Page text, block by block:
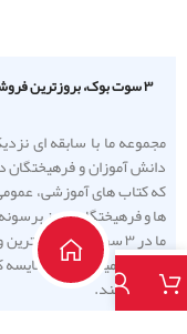
۳ سوت بوک، بروزترین فروشگاه اینترنتی محصولات کمک آموزشی
دانش آموزان و
که کتاب های آموزشی،
ها و فرهیختگان عزیز
ما در ۳ سوت بوک از
استفاده میکنیم تا با
معرفی کنند.